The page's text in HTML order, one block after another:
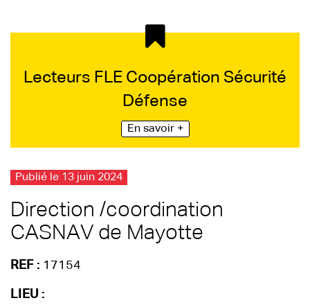
Lecteurs FLE Coopération Sécurité
Défense
En savoir +
Publié le 13 juin 2024
Direction /coordination
CASNAV de Mayotte
REF : 17154
LIEU :